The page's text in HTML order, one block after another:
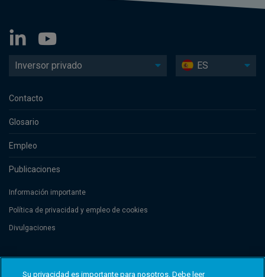
Inversor privado ES
Contacto
Glosario
Empleo
Publicaciones
Información importante
Política de privacidad y empleo de cookies
Divulgaciones
de Commerce et des Sociétés (Luxembourg), No. B 110242 and/or
Su privacidad es importante para nosotros. Debe leer